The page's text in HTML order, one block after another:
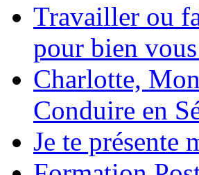
Travailler ou
pour bien
Charlotte,
Conduire en
Je te présente